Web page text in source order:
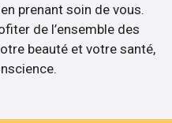
prenant soin de vous.
de l’ensemble des
beauté et votre santé,